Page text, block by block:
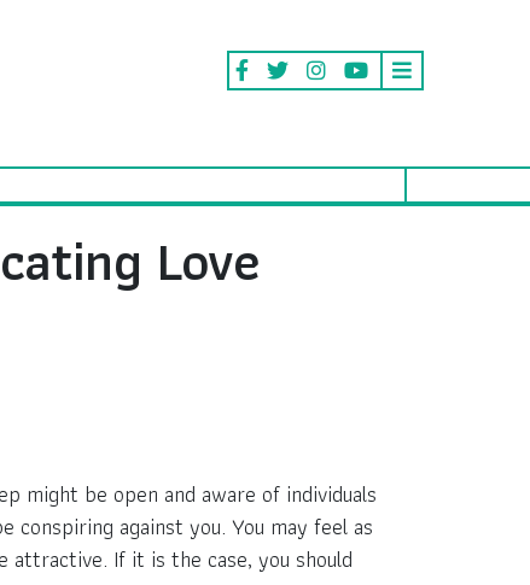
Love
might be open and aware of individuals
against you. You may feel as
attractive. If it is the case, you should